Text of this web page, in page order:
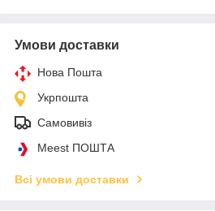
Умови доставки
Нова Пошта
Укрпошта
Самовивіз
Meest ПОШТА
Всі умови доставки